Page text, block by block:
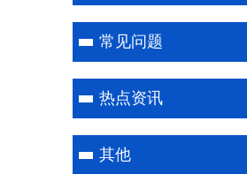
常见问题
热点资讯
其他